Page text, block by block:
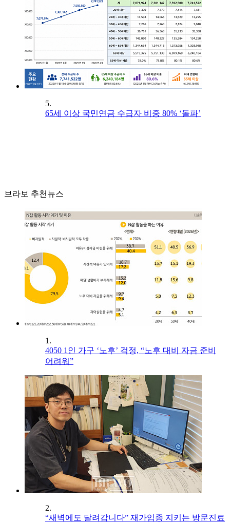
5.
65세 이상 국민연금 수급자 비중 80% ‘돌파’
브라보 추천뉴스
1.
4050 1인 가구 ‘노후’ 걱정, “노후 대비 자금 준비
어려워”
2.
“새벽에도 달려갑니다” 재가임종 지키는 방문진료